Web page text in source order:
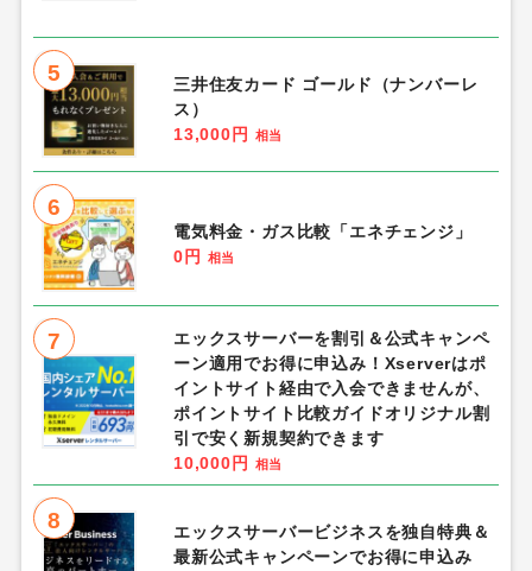
5
三井住友カード ゴールド（ナンバーレ
ス）
13,000円
相当
6
電気料金・ガス比較「エネチェンジ」
0円
相当
7
エックスサーバーを割引＆公式キャンペ
ーン適用でお得に申込み！Xserverはポ
イントサイト経由で入会できませんが、
ポイントサイト比較ガイドオリジナル割
引で安く新規契約できます
10,000円
相当
8
エックスサーバービジネスを独自特典＆
最新公式キャンペーンでお得に申込み